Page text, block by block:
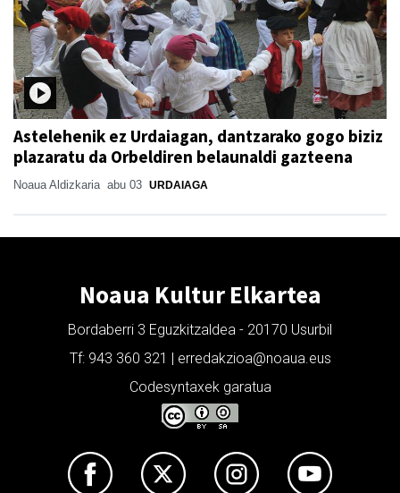
Astelehenik ez Urdaiagan, dantzarako gogo biziz
plazaratu da Orbeldiren belaunaldi gazteena
Noaua Aldizkaria abu 03 URDAIAGA
Noaua Kultur Elkartea
Bordaberri 3 Eguzkitzaldea - 20170 Usurbil
Tf: 943 360 321 | erredakzioa@noaua.eus
Codesyntaxek garatua